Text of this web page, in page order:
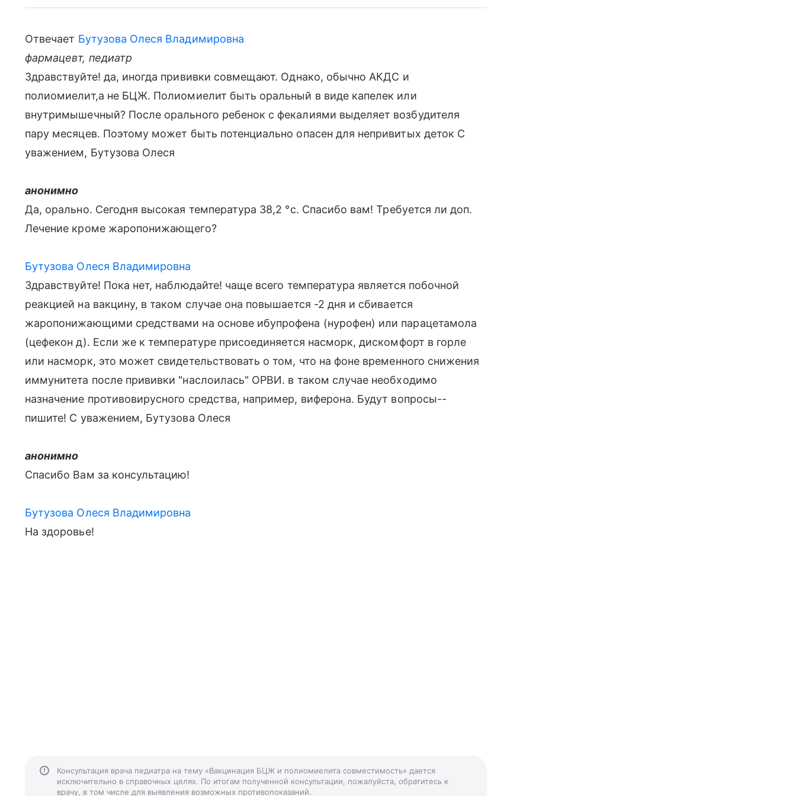
Отвечает Бутузова Олеся Владимировна
фармацевт, педиатр
Здравствуйте! да, иногда прививки совмещают. Однако, обычно АКДС и
полиомиелит,а не БЦЖ. Полиомиелит быть оральный в виде капелек или
внутримышечный? После орального ребенок с фекалиями выделяет возбудителя
пару месяцев. Поэтому может быть потенциально опасен для непривитых деток С
уважением, Бутузова Олеся
анонимно
Да, орально. Сегодня высокая температура 38,2 °с. Спасибо вам! Требуется ли доп.
Лечение кроме жаропонижающего?
Бутузова Олеся Владимировна
Здравствуйте! Пока нет, наблюдайте! чаще всего температура является побочной
реакцией на вакцину, в таком случае она повышается -2 дня и сбивается
жаропонижающими средствами на основе ибупрофена (нурофен) или парацетамола
(цефекон д). Если же к температуре присоединяется насморк, дискомфорт в горле
или насморк, это может свидетельствовать о том, что на фоне временного снижения
иммунитета после прививки "наслоилась" ОРВИ. в таком случае необходимо
назначение противовирусного средства, например, виферона. Будут вопросы--
пишите! С уважением, Бутузова Олеся
анонимно
Спасибо Вам за консультацию!
Бутузова Олеся Владимировна
На здоровье!
Консультация врача педиатра на тему «Вакцинация БЦЖ и полиомиелита совместимость» дается
исключительно в справочных целях. По итогам полученной консультации, пожалуйста, обратитесь к
врачу, в том числе для выявления возможных противопоказаний.